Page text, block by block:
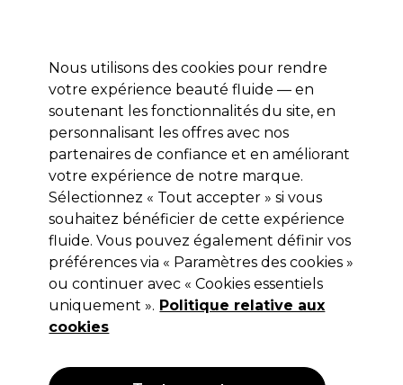
Se connecter
Marques Bons plans ⭐ Coiffure Electro et Matériel
Livraison le lendemain*
Après expédition, du lundi au vendredi
Beauté Visage Exfoliants Visage
Exfoliants Visage
Filters
Nous utilisons des cookies pour rendre
votre expérience beauté fluide — en
soutenant les fonctionnalités du site, en
personnalisant les offres avec nos
partenaires de confiance et en améliorant
votre expérience de notre marque.
Sélectionnez « Tout accepter » si vous
souhaitez bénéficier de cette expérience
fluide. Vous pouvez également définir vos
préférences via « Paramètres des cookies »
ou continuer avec « Cookies essentiels
uniquement ». Politique relative aux
cookies